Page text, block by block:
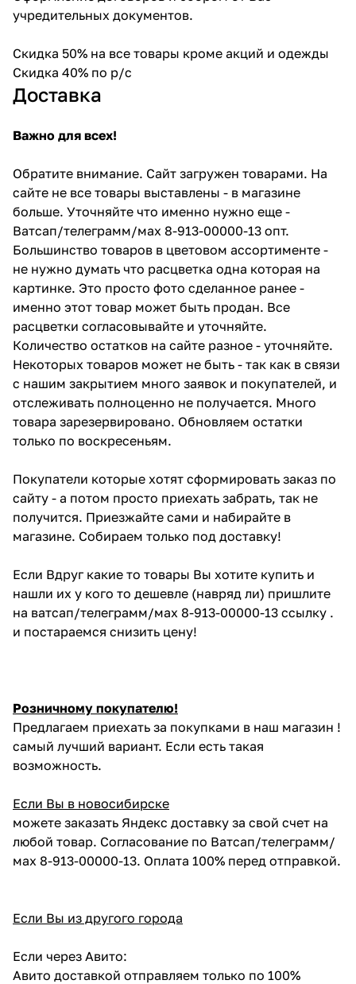
учредительных документов.
Скидка 50% на все товары кроме акций и одежды
Скидка 40% по р/с
Доставка
Важно для всех!
Обратите внимание. Сайт загружен товарами. На
сайте не все товары выставлены - в магазине
больше. Уточняйте что именно нужно еще -
Ватсап/телеграмм/мах 8-913-00000-13 опт.
Большинство товаров в цветовом ассортименте -
не нужно думать что расцветка одна которая на
картинке. Это просто фото сделанное ранее -
именно этот товар может быть продан. Все
расцветки согласовывайте и уточняйте.
Количество остатков на сайте разное - уточняйте.
Некоторых товаров может не быть - так как в связи
с нашим закрытием много заявок и покупателей, и
отслеживать полноценно не получается. Много
товара зарезервировано. Обновляем остатки
только по воскресеньям.
Покупатели которые хотят сформировать заказ по
сайту - а потом просто приехать забрать, так не
получится. Приезжайте сами и набирайте в
магазине. Собираем только под доставку!
Если Вдруг какие то товары Вы хотите купить и
нашли их у кого то дешевле (навряд ли) пришлите
на ватсап/телеграмм/мах 8-913-00000-13 ссылку .
и постараемся снизить цену!
Розничному покупателю!
Предлагаем приехать за покупками в наш магазин !
самый лучший вариант. Если есть такая
возможность.
Если Вы в новосибирске
можете заказать Яндекс доставку за свой счет на
любой товар. Согласование по Ватсап/телеграмм/
мах 8-913-00000-13. Оплата 100% перед отправкой.
Если Вы из другого города
Если через Авито:
Авито доставкой отправляем только по 100%